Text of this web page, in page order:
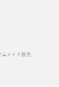
メイド販売